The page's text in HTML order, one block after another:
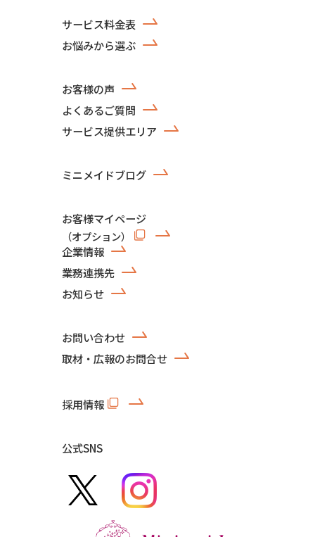
サービス料金表
お悩みから選ぶ
お客様の声
よくあるご質問
サービス提供エリア
ミニメイドブログ
お客様マイページ
（オプション）
企業情報
業務連携先
お知らせ
お問い合わせ
取材・広報のお問合せ
採用情報
公式SNS